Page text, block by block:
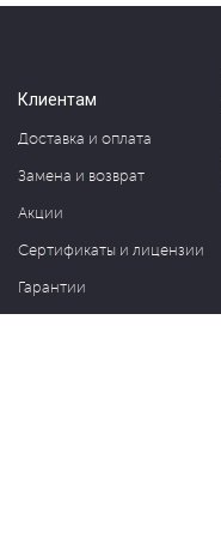
Клиентам
Доставка и оплата
Замена и возврат
Акции
Сертификаты и лицензии
Гарантии